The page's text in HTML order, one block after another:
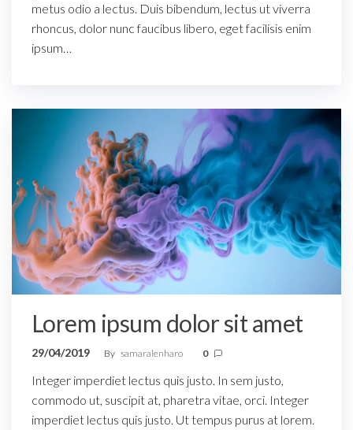
metus odio a lectus. Duis bibendum, lectus ut viverra
rhoncus, dolor nunc faucibus libero, eget facilisis enim
ipsum…
Lorem ipsum dolor sit amet
29/04/2019 By samaralenharo 0
Integer imperdiet lectus quis justo. In sem justo,
commodo ut, suscipit at, pharetra vitae, orci. Integer
imperdiet lectus quis justo. Ut tempus purus at lorem.